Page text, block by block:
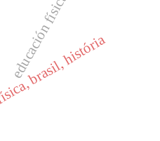
educación física
brasil, história